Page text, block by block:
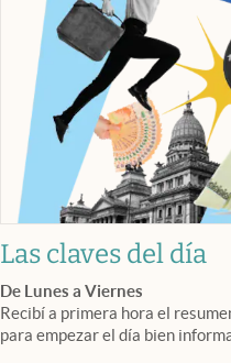
Las claves del día
De Lunes a Viernes
Recibí a primera hora el
para empezar el día bien